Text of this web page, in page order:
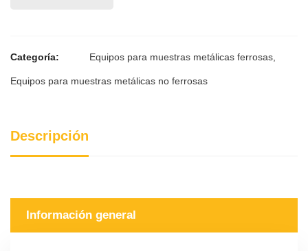
Categoría: Equipos para muestras metálicas ferrosas
Equipos para muestras metálicas no ferrosas
Descripción
Información general